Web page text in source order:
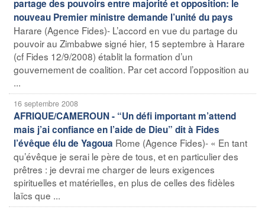
partage des pouvoirs entre majorité et opposition: le
nouveau Premier ministre demande l’unité du pays
Harare (Agence Fides)- L’accord en vue du partage du
pouvoir au Zimbabwe signé hier, 15 septembre à Harare
(cf Fides 12/9/2008) établit la formation d’un
gouvernement de coalition. Par cet accord l’opposition au
...
16 septembre 2008
AFRIQUE/CAMEROUN - “Un défi important m’attend
mais j’ai confiance en l’aide de Dieu” dit à Fides
l’évêque élu de Yagoua Rome (Agence Fides)- « En tant
qu’évêque je serai le père de tous, et en particulier des
prêtres : je devrai me charger de leurs exigences
spirituelles et matérielles, en plus de celles des fidèles
laïcs que ...